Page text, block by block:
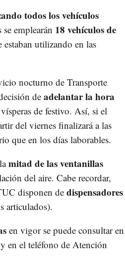
todos los vehículos
emplearán 18 vehículos de
utilizando en las
nocturno de Transporte
deadelantar la hora
de festivo. Así, si el
del viernes finalizará a las
que en los días laborables.
mitad de las ventanillas
del aire. Cabe recordar,
disponen de dispensadores
articulados).
en vigor se puede consultar en
en el teléfono de Atención